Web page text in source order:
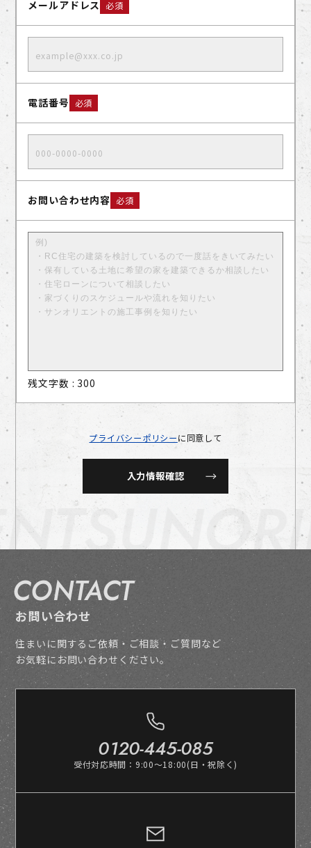
メールアドレス 必須
電話番号 必須
お問い合わせ内容 必須
残文字数 :300
プライバシーポリシーに同意して
CONTACT
お問い合わせ
住まいに関するご依頼・ご相談・ご質問など
お気軽にお問い合わせください。
0120-445-085
受付対応時間：9:00～18:00(日・祝除く)